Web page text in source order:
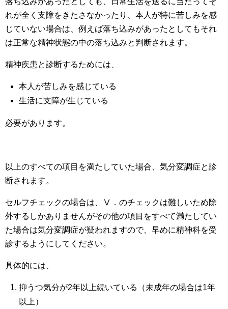
れが全く支障をきたさなかったり、本人が特に苦しみを感
じていない場合は、例えば落ち込みがあったとしてもそれ
は正常な精神状態の中の落ち込みと判断されます。
精神疾患と診断するためには、
本人が苦しみを感じている
生活に支障が生じている
必要があります。
以上のすべての項目を満たしていた場合、気分変調症と診
断されます。
セルフチェックの場合は、Ⅴ．のチェックは難しいため除
外するしかありませんがその他の項目をすべて満たしてい
た場合は気分変調症が疑われますので、早めに精神科を受
診するようにしてください。
具体的には、
抑うつ気分が2年以上続いている（未成年の場合は1年
以上）